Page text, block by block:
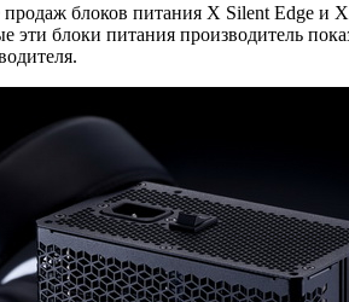
блоков питания X Silent Edge
эти блоки питания производитель